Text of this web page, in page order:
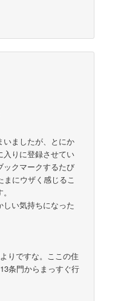
いましたが、とにか
入りに登録させてい
ックマークするたび
にウザく感じるこ
しい気持ちになった
りですな。ここの住
条門からまっすぐ行